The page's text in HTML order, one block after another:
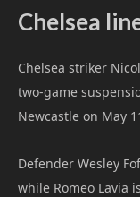
Chelsea
Chelsea striker
two-game
Newcastle on May
Defender Wesley
while Romeo Lavia